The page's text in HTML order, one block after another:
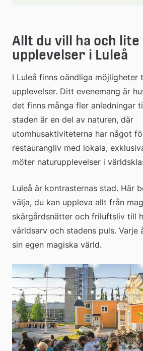
Allt du vill ha och
upplevelser i Luleå
I Luleå finns oändliga möjligheter
upplevelser. Ditt evenemang är
det finns många fler anledningar
staden är en del av naturen, där
utomhusaktiviteterna har något
restaurangliv med lokala,
möter naturupplevelser i
Luleå är kontrasternas stad. Här
välja, du kan uppleva allt från
skärgårdsnätter och friluftsliv till
världsarv och stadens puls. Varje
sin egen magiska värld.